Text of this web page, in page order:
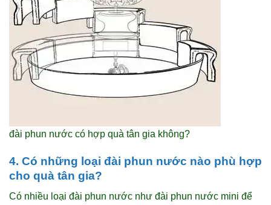
đài phun nước có hợp quà tân gia không?
4. Có những loại đài phun nước nào phù hợp
cho quà tân gia?
Có nhiều loại đài phun nước như đài phun nước mini để